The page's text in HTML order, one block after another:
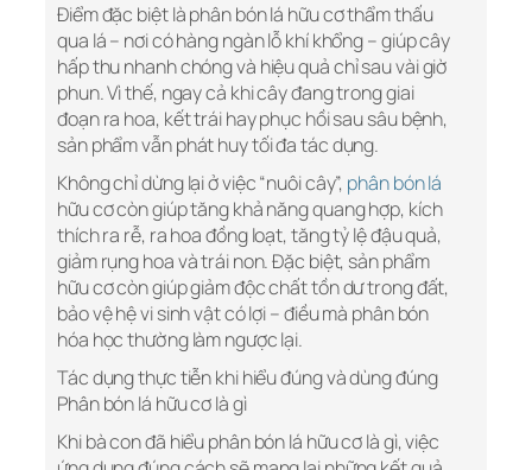
Điểm đặc biệt là phân bón lá hữu cơ thẩm thấu
qua lá – nơi có hàng ngàn lỗ khí khổng – giúp cây
hấp thu nhanh chóng và hiệu quả chỉ sau vài giờ
phun. Vì thế, ngay cả khi cây đang trong giai
đoạn ra hoa, kết trái hay phục hồi sau sâu bệnh,
sản phẩm vẫn phát huy tối đa tác dụng.
Không chỉ dừng lại ở việc “nuôi cây”, phân bón lá
hữu cơ còn giúp tăng khả năng quang hợp, kích
thích ra rễ, ra hoa đồng loạt, tăng tỷ lệ đậu quả,
giảm rụng hoa và trái non. Đặc biệt, sản phẩm
hữu cơ còn giúp giảm độc chất tồn dư trong đất,
bảo vệ hệ vi sinh vật có lợi – điều mà phân bón
hóa học thường làm ngược lại.
Tác dụng thực tiễn khi hiểu đúng và dùng đúng
Phân bón lá hữu cơ là gì
Khi bà con đã hiểu phân bón lá hữu cơ là gì, việc